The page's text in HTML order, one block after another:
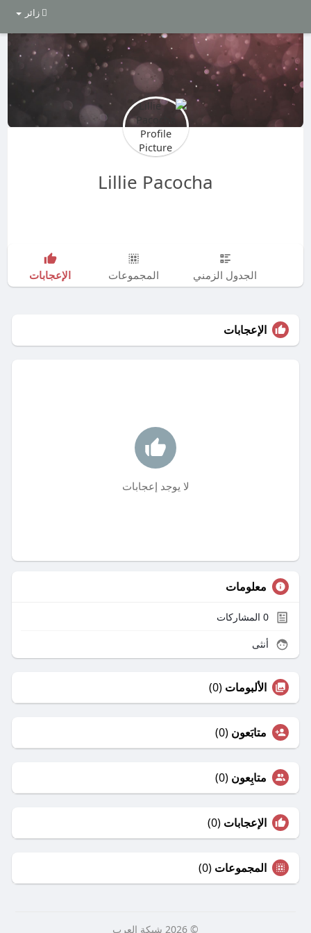
زائر
Lillie Pacocha
الجدول الزمني المجموعات الإعجابات
الإعجابات
لا يوجد إعجابات
معلومات
0المشاركات
أنثى
الألبومات (0)
متابَعون (0)
متابِعون (0)
الإعجابات (0)
المجموعات (0)
© 2026 شبكة العرب